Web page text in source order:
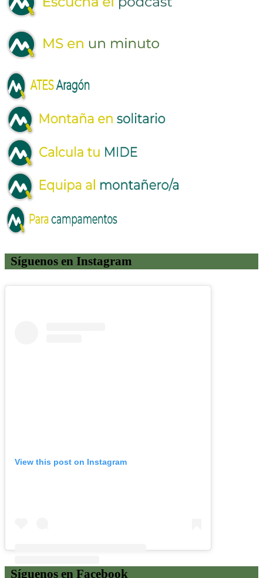
Síguenos en Instagram
View this post on Instagram
Síguenos en Facebook